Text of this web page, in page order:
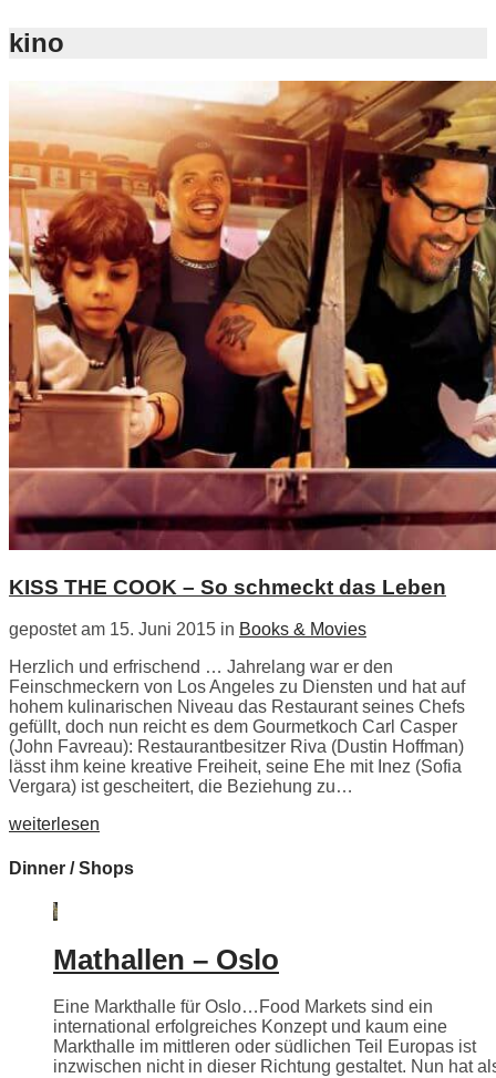
kino
KISS THE COOK – So schmeckt das Leben
gepostet am 15. Juni 2015 in Books & Movies
Herzlich und erfrischend … Jahrelang war er den
Feinschmeckern von Los Angeles zu Diensten und hat auf
hohem kulinarischen Niveau das Restaurant seines Chefs
gefüllt, doch nun reicht es dem Gourmetkoch Carl Casper
(John Favreau): Restaurantbesitzer Riva (Dustin Hoffman)
lässt ihm keine kreative Freiheit, seine Ehe mit Inez (Sofia
Vergara) ist gescheitert, die Beziehung zu…
weiterlesen
Dinner / Shops
Mathallen – Oslo
Eine Markthalle für Oslo…Food Markets sind ein
international erfolgreiches Konzept und kaum eine
Markthalle im mittleren oder südlichen Teil Europas ist
inzwischen nicht in dieser Richtung gestaltet. Nun hat